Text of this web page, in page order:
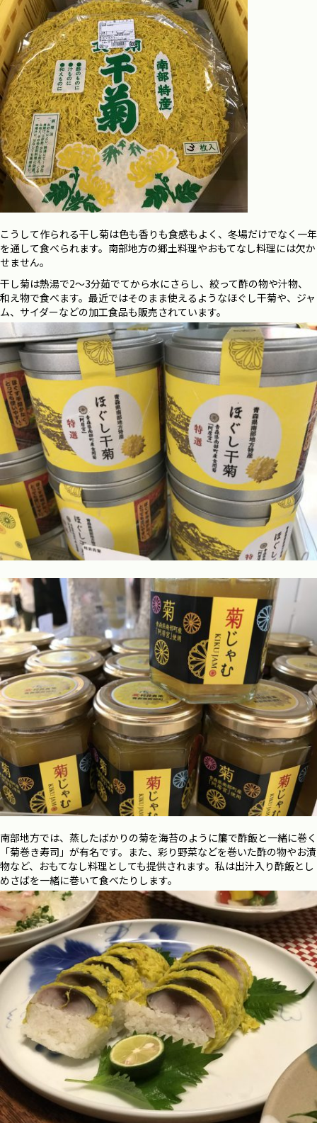
こうして作られる干し菊は色も香りも食感もよく、冬場だけでなく一年
を通して食べられます。南部地方の郷土料理やおもてなし料理には欠か
せません。
干し菊は熱湯で2～3分茹でてから水にさらし、絞って酢の物や汁物、
和え物で食べます。最近ではそのまま使えるようなほぐし干菊や、ジャ
ム、サイダーなどの加工食品も販売されています。
南部地方では、蒸したばかりの菊を海苔のように簾で酢飯と一緒に巻く
「菊巻き寿司」が有名です。また、彩り野菜などを巻いた酢の物やお漬
物など、おもてなし料理としても提供されます。私は出汁入り酢飯とし
めさばを一緒に巻いて食べたりします。